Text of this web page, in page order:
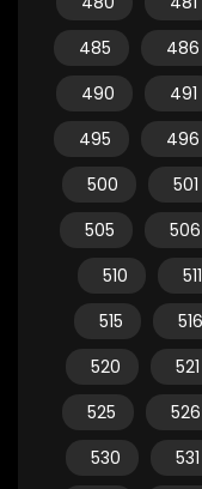
485
486
490
491
495
496
500
501
505
506
510
511
515
516
520
521
525
526
530
531